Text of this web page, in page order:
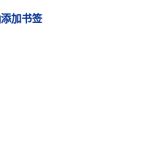
添加书签